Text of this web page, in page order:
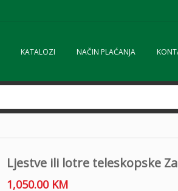
KATALOZI NAČIN PLAĆANJA
Ljestve ili lotre teleskopske
1,050.00 KM